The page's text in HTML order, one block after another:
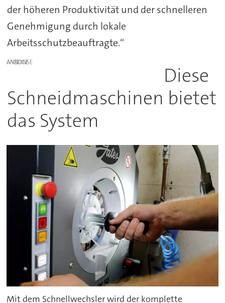
der höheren Produktivität und der schnelleren
Genehmigung durch lokale
Arbeitsschutzbeauftragte.“
ANZEIGE
Diese
Schneidmaschinen bietet
das System
Mit dem Schnellwechsler wird der komplette